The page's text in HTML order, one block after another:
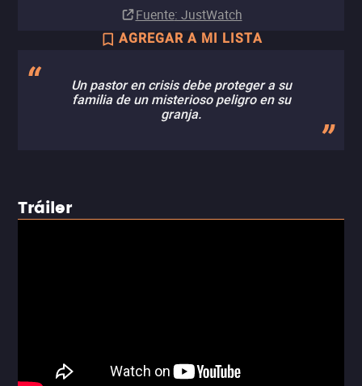
Fuente: JustWatch
AGREGAR A MI LISTA
Un pastor en crisis debe proteger a su
familia de un misterioso peligro en su
granja.
Tráiler